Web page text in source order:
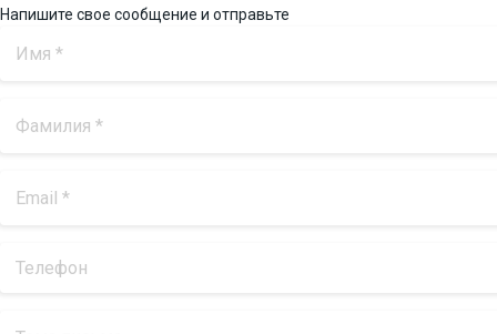
Напишите свое сообщение и отправьте